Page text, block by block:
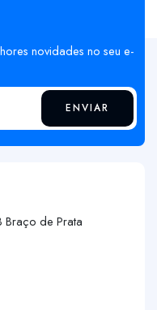
novidades no seu e-
ENVIAR
Braço de Prata